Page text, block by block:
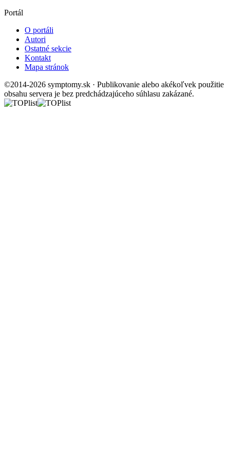
Portál
O portáli
Autori
Ostatné sekcie
Kontakt
Mapa stránok
©2014-2026 symptomy.sk · Publikovanie alebo akékoľvek použitie
obsahu servera je bez predchádzajúceho súhlasu zakázané.